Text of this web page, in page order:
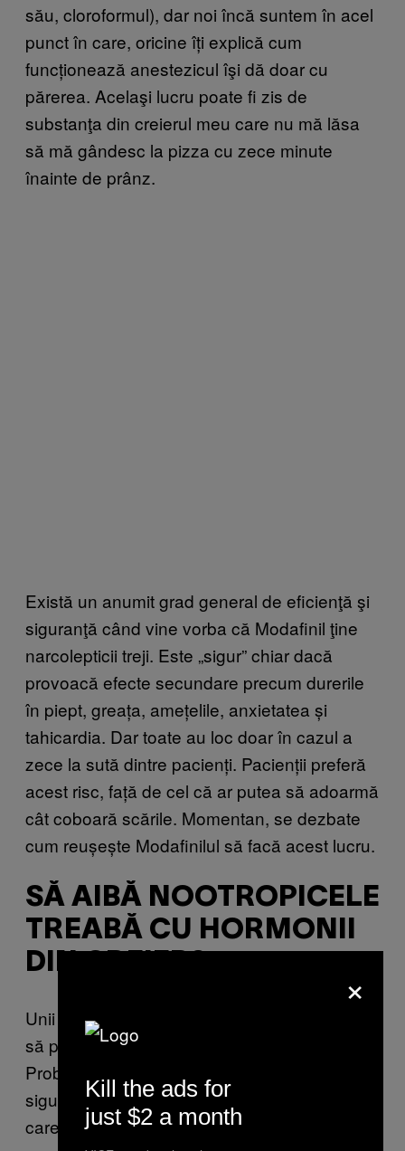
său, cloroformul), dar noi încă suntem în acel
punct în care, oricine îți explică cum
funcționează anestezicul îşi dă doar cu
părerea. Acelaşi lucru poate fi zis de
substanţa din creierul meu care nu mă lăsa
să mă gândesc la pizza cu zece minute
înainte de prânz.
Există un anumit grad general de eficienţă şi
siguranţă când vine vorba că Modafinil ţine
narcolepticii treji. Este „sigur” chiar dacă
provoacă efecte secundare precum durerile
în piept, greața, amețelile, anxietatea și
tahicardia. Dar toate au loc doar în cazul a
zece la sută dintre pacienți. Pacienții preferă
acest risc, față de cel că ar putea să adoarmă
cât coboară scările. Momentan, se dezbate
cum reușește Modafinilul să facă acest lucru.
SĂ AIBĂ NOOTROPICELE
TREABĂ CU HORMONII
DIN CREIER?
Unii spun că Modafinil stimulează creierul, ca
să producă un hormon numit histamina.
Probabil că recunoști denumirea, pentru că
sigur ai auzit de „antihistamine”, compușii
care inhibă producția de histamină și care
×
Kill the ads for
just $2 a month